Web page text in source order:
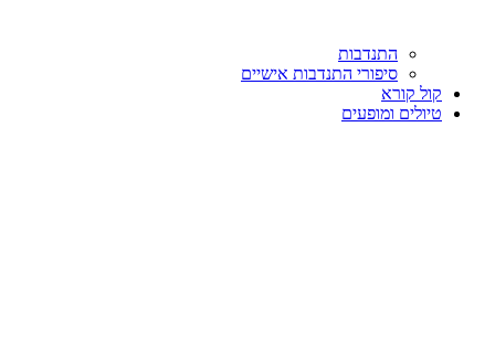
התנדבות
סיפורי התנדבות אישיים
קול קורא
טיולים ומופעים